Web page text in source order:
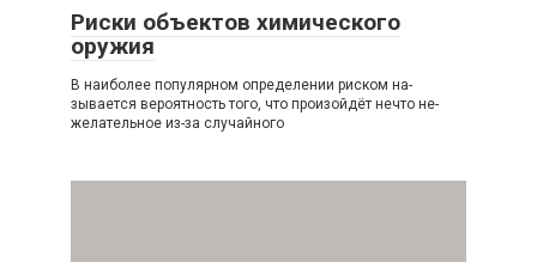
Риски объектов химического
оружия
В наиболее популярном определении риском на­
зывается вероятность того, что произойдёт нечто не­
желательное из-за случайного